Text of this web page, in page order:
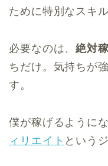
ために特別なスキ
必要なのは、絶対
ちだけ。気持ちが
す。
僕が稼げるように
ィリエイト という